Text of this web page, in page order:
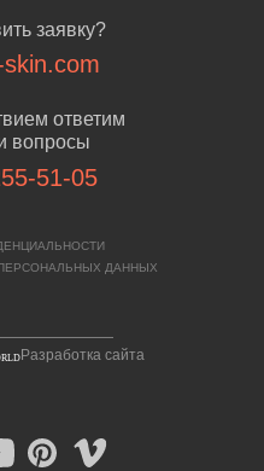
заявку?
ответим
вопросы
51-05
ДАННЫХ
Разработка сайта